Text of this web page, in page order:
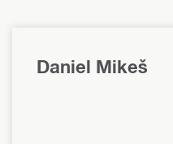
Daniel Mikeš